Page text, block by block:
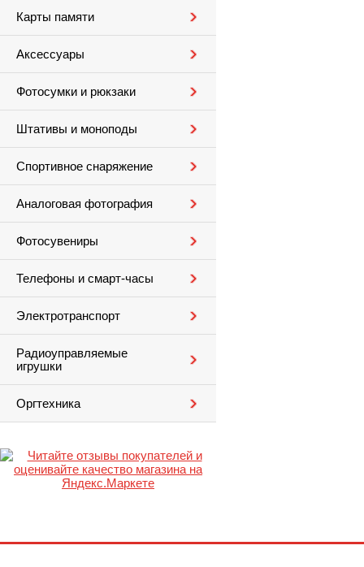
Карты памяти
Аксессуары
Фотосумки и рюкзаки
Штативы и моноподы
Спортивное снаряжение
Аналоговая фотография
Фотосувениры
Телефоны и смарт-часы
Электротранспорт
Радиоуправляемые
игрушки
Оргтехника